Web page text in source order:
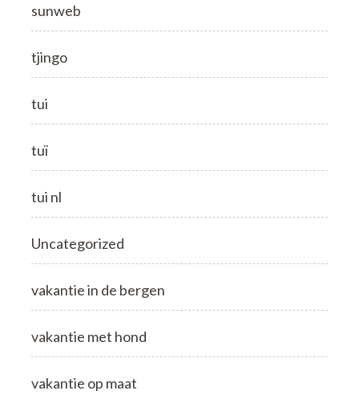
sunweb
tjingo
tui
tuï
tui nl
Uncategorized
vakantie in de bergen
vakantie met hond
vakantie op maat